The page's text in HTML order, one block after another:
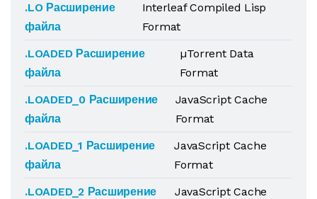
.LO Расширение
файла
Interleaf Compiled Lisp
Format
.LOADED Расширение
файла
µTorrent Data
Format
.LOADED_0 Расширение
файла
JavaScript Cache
Format
.LOADED_1 Расширение
файла
JavaScript Cache
Format
.LOADED_2 Расширение
JavaScript Cache